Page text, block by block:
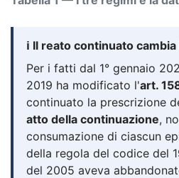
ℹ️ Il reato continuato
Per i fatti dal 1° gennaio
2019 ha modificato l'art.
continuato la prescrizione
atto della continuazione,
consumazione di ciascun
della regola del codice del
del 2005 aveva